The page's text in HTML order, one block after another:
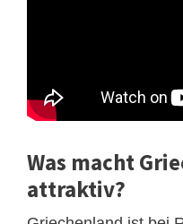
Was macht
attraktiv?